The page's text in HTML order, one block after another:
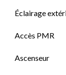
Éclairage
Accès PMR
Ascenseur